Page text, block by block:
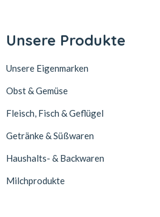
Unsere Produkte
Unsere Eigenmarken
Obst & Gemüse
Fleisch, Fisch & Geflügel
Getränke & Süßwaren
Haushalts- & Backwaren
Milchprodukte